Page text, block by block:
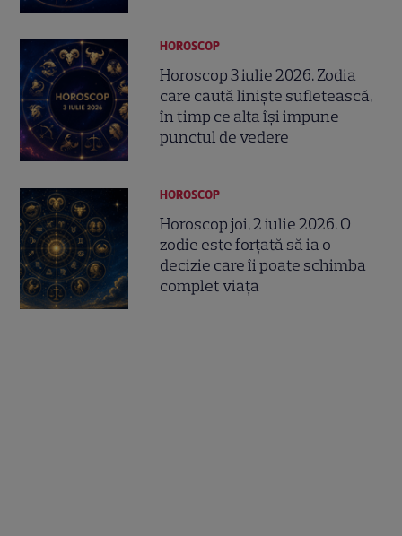
HOROSCOP
Horoscop 3 iulie 2026. Zodia
care caută liniște sufletească,
în timp ce alta își impune
punctul de vedere
HOROSCOP
Horoscop joi, 2 iulie 2026. O
zodie este forțată să ia o
decizie care îi poate schimba
complet viața